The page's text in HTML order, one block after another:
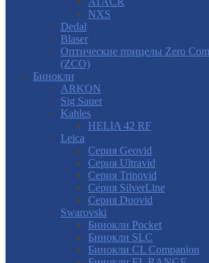
NXS
Dedal
Blaser
Оптические прицелы Zero
(ZCO)
Бинокли
ARKON
Sig Sauer
Kahles
HELIA 42 RF
Leica
Серия Geovid
Серия Ultravid
Серия Trinovid
Серия SilverLine
Серия Duovid
Swarovski
Бинокли Pocket
Бинокли SLC
Бинокли CL Companion